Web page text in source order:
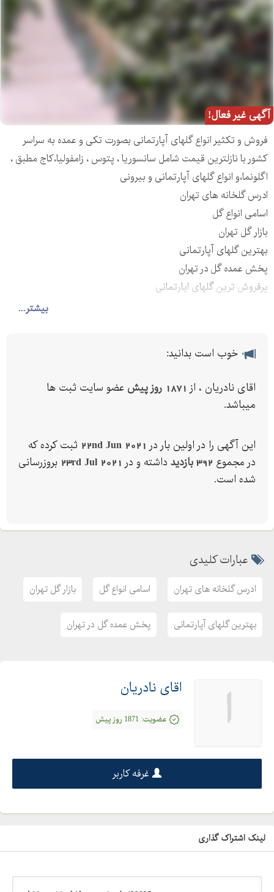
آگهی غیر فعال!
بیشتر...
فروش و تکثیر انواع گلهای آپارتمانی بصورت تکی و عمده به سراسر
کشور با نازلترین قیمت شامل سانسوریا ، پتوس ، زامفولیا،کاج مطبق ،
اگلونما،و انواع گلهای آپارتمانی و بیرونی
ادرس گلخانه های تهران
اسامی انواع گل
بازار گل تهران
بهترین گلهای آپارتمانی
پخش عمده گل در تهران
پرفروش ترین گلهای اپارتمانی
خرید اینترنتی گل و گیاه آپارتمانی
خرید اینترنتی گل و گیاه آپارتمانی ارزان
خرید آگلونما سفید
خرید پتوس نقره ای
خرید درختچه آپارتمانی
خرید زاموفیلیا ارزان
خرید گل و گیاه
خرید گل و گیاه ارزان تهران
دسته بندی انواع گلها
زاموفیلیا طلایی
فروش پتوس بلند
فروش عمده پتوس
فروش عمده کاج مطبق
فروش عمده گل در تهران
فروش کاج مطبق ارزان
فروش کاج مطبق در تهران
فروش گل سانسوریا در تهران
فروش گل و گیاه در تهران
خوب است بدانید:
اقای نادریان ، از 1871 روز پیش
عضو سایت ثبت ها
میباشد.
این آگهی را در اولین بار در 22nd Jun 2021 ثبت کرده که
در مجموع 392 بازدید داشته و در 23rd Jul 2021 بروزرسانی
شده است.
عبارات کلیدی
ادرس گلخانه های تهران اسامی انواع گل بازار گل تهران
بهترین گلهای آپارتمانی پخش عمده گل در تهران
ا اقای نادریان
عضویت: 1871 روز پیش
غرفه کاربر
لینک اشتراک گذاری